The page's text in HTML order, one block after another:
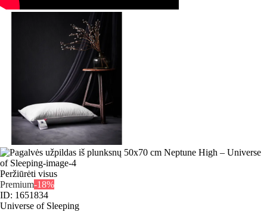
Peržiūrėti visus
Premium-18%
ID: 1651834
Universe of Sleeping